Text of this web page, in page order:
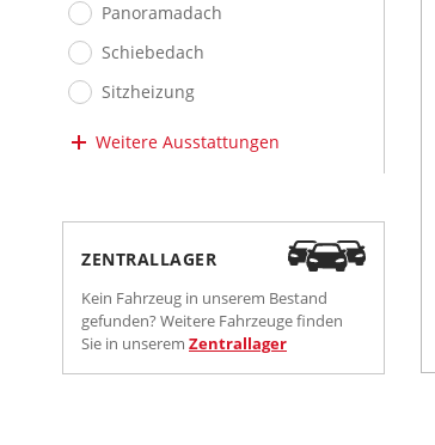
Panoramadach
Schiebedach
Sitzheizung
Weitere Ausstattungen
ZENTRALLAGER
Kein Fahrzeug in unserem Bestand
gefunden? Weitere Fahrzeuge finden
Sie in unserem Zentrallager